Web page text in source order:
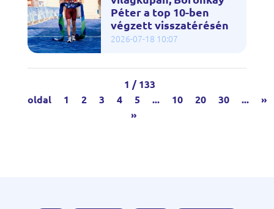
Péter a top 10-ben
végzett visszatérésén
2026-07-18 10:07
1 / 133
oldal
1 2 3 4 5 ... 10 20 30 ...
»
»